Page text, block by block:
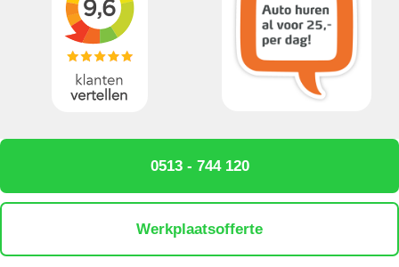
0513 - 744 120
Werkplaatsofferte